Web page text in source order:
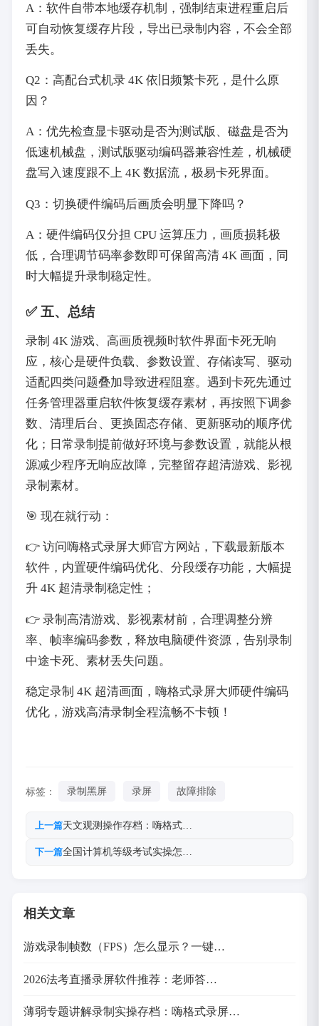
A：软件自带本地缓存机制，强制结束进程重启后
可自动恢复缓存片段，导出已录制内容，不会全部
丢失。
Q2：高配台式机录 4K 依旧频繁卡死，是什么原
因？
A：优先检查显卡驱动是否为测试版、磁盘是否为
低速机械盘，测试版驱动编码器兼容性差，机械硬
盘写入速度跟不上 4K 数据流，极易卡死界面。
Q3：切换硬件编码后画质会明显下降吗？
A：硬件编码仅分担 CPU 运算压力，画质损耗极
低，合理调节码率参数即可保留高清 4K 画面，同
时大幅提升录制稳定性。
✅ 五、总结
录制 4K 游戏、高画质视频时软件界面卡死无响
应，核心是硬件负载、参数设置、存储读写、驱动
适配四类问题叠加导致进程阻塞。遇到卡死先通过
任务管理器重启软件恢复缓存素材，再按照下调参
数、清理后台、更换固态存储、更新驱动的顺序优
化；日常录制提前做好环境与参数设置，就能从根
源减少程序无响应故障，完整留存超清游戏、影视
录制素材。
🎯 现在就行动：
👉 访问嗨格式录屏大师官方网站，下载最新版本
软件，内置硬件编码优化、分段缓存功能，大幅提
升 4K 超清录制稳定性；
👉 录制高清游戏、影视素材前，合理调整分辨
率、帧率编码参数，释放电脑硬件资源，告别录制
中途卡死、素材丢失问题。
稳定录制 4K 超清画面，嗨格式录屏大师硬件编码
优化，游戏高清录制全程流畅不卡顿！
标签： 录制黑屏 录屏 故障排除
上一篇天文观测操作存档：嗨格式…
下一篇全国计算机等级考试实操怎…
相关文章
游戏录制帧数（FPS）怎么显示？一键…
2026法考直播录屏软件推荐：老师答…
薄弱专题讲解录制实操存档：嗨格式录屏…